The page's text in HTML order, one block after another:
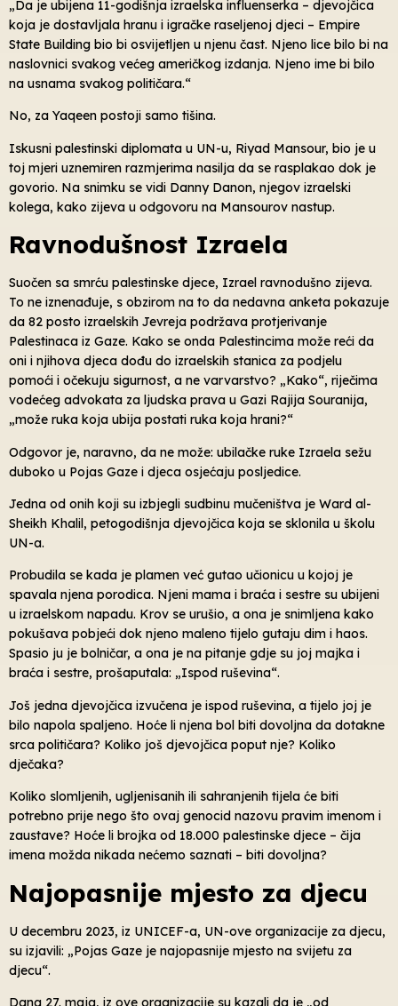
„Da je ubijena 11-godišnja izraelska influenserka – djevojčica
koja je dostavljala hranu i igračke raseljenoj djeci – Empire
State Building bio bi osvijetljen u njenu čast. Njeno lice bilo bi na
naslovnici svakog većeg američkog izdanja. Njeno ime bi bilo
na usnama svakog političara.“
No, za Yaqeen postoji samo tišina.
Iskusni palestinski diplomata u UN-u, Riyad Mansour, bio je u
toj mjeri uznemiren razmjerima nasilja da se rasplakao dok je
govorio. Na snimku se vidi Danny Danon, njegov izraelski
kolega, kako zijeva u odgovoru na Mansourov nastup.
Ravnodušnost Izraela
Suočen sa smrću palestinske djece, Izrael ravnodušno zijeva.
To ne iznenađuje, s obzirom na to da nedavna anketa pokazuje
da 82 posto izraelskih Jevreja podržava protjerivanje
Palestinaca iz Gaze. Kako se onda Palestincima može reći da
oni i njihova djeca dođu do izraelskih stanica za podjelu
pomoći i očekuju sigurnost, a ne varvarstvo? „Kako“, riječima
vodećeg advokata za ljudska prava u Gazi Rajija Souranija,
„može ruka koja ubija postati ruka koja hrani?“
Odgovor je, naravno, da ne može: ubilačke ruke Izraela sežu
duboko u Pojas Gaze i djeca osjećaju posljedice.
Jedna od onih koji su izbjegli sudbinu mučeništva je Ward al-
Sheikh Khalil, petogodišnja djevojčica koja se sklonila u školu
UN-a.
Probudila se kada je plamen već gutao učionicu u kojoj je
spavala njena porodica. Njeni mama i braća i sestre su ubijeni
u izraelskom napadu. Krov se urušio, a ona je snimljena kako
pokušava pobjeći dok njeno maleno tijelo gutaju dim i haos.
Spasio ju je bolničar, a ona je na pitanje gdje su joj majka i
braća i sestre, prošaputala: „Ispod ruševina“.
Još jedna djevojčica izvučena je ispod ruševina, a tijelo joj je
bilo napola spaljeno. Hoće li njena bol biti dovoljna da dotakne
srca političara? Koliko još djevojčica poput nje? Koliko
dječaka?
Koliko slomljenih, ugljenisanih ili sahranjenih tijela će biti
potrebno prije nego što ovaj genocid nazovu pravim imenom i
zaustave? Hoće li brojka od 18.000 palestinske djece – čija
imena možda nikada nećemo saznati – biti dovoljna?
Najopasnije mjesto za djecu
U decembru 2023, iz UNICEF-a, UN-ove organizacije za djecu,
su izjavili: „Pojas Gaze je najopasnije mjesto na svijetu za
djecu“.
Dana 27. maja, iz ove organizacije su kazali da je „od